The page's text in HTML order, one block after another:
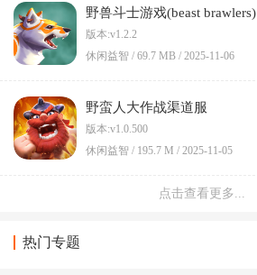
野兽斗士游戏(beast brawlers)
版本:v1.2.2
休闲益智 / 69.7 MB / 2025-11-06
野蛮人大作战渠道服
版本:v1.0.500
休闲益智 / 195.7 M / 2025-11-05
金刚生存模拟器游戏
点击查看更多...
热门专题